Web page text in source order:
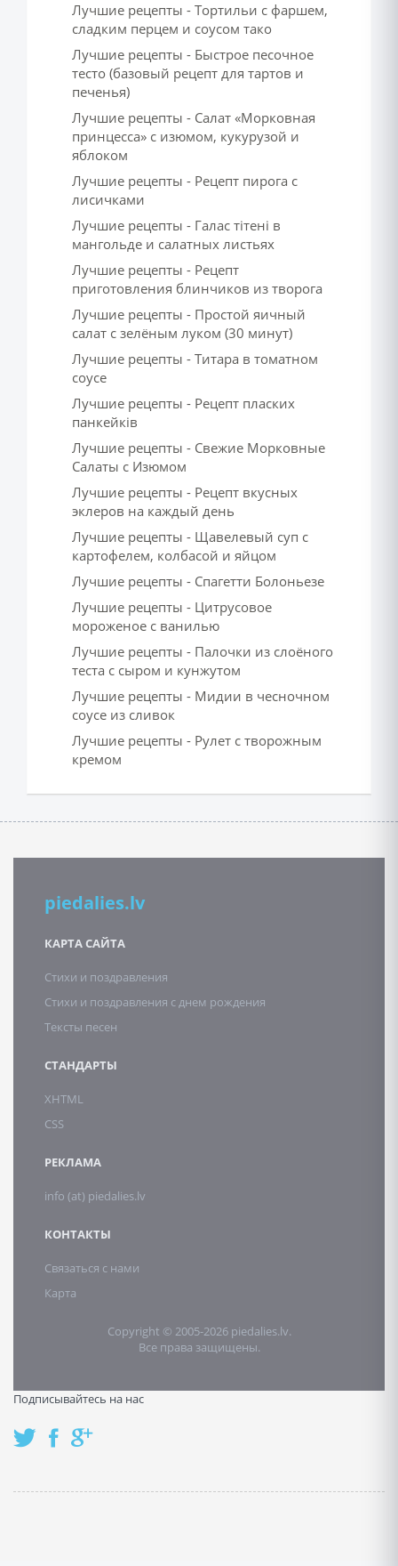
Лучшие рецепты - Тортильи с фаршем,
сладким перцем и соусом тако
Лучшие рецепты - Быстрое песочное
тесто (базовый рецепт для тартов и
печенья)
Лучшие рецепты - Салат «Морковная
принцесса» с изюмом, кукурузой и
яблоком
Лучшие рецепты - Рецепт пирога с
лисичками
Лучшие рецепты - Галас тітені в
мангольде и салатных листьях
Лучшие рецепты - Рецепт
приготовления блинчиков из творога
Лучшие рецепты - Простой яичный
салат с зелёным луком (30 минут)
Лучшие рецепты - Титара в томатном
соусе
Лучшие рецепты - Рецепт пласких
панкейків
Лучшие рецепты - Свежие Морковные
Салаты с Изюмом
Лучшие рецепты - Рецепт вкусных
эклеров на каждый день
Лучшие рецепты - Щавелевый суп с
картофелем, колбасой и яйцом
Лучшие рецепты - Спагетти Болоньезе
Лучшие рецепты - Цитрусовое
мороженое с ванилью
Лучшие рецепты - Палочки из слоёного
теста с сыром и кунжутом
Лучшие рецепты - Мидии в чесночном
соусе из сливок
Лучшие рецепты - Рулет с творожным
кремом
piedalies.lv
КАРТА САЙТА
Стихи и поздравления
Стихи и поздравления с днем рождения
Тексты песен
СТАНДАРТЫ
XHTML
CSS
РЕКЛАМА
info (at) piedalies.lv
КОНТАКТЫ
Связаться с нами
Карта
Copyright © 2005-2026 piedalies.lv.
Все права защищены.
Подписывайтесь на нас